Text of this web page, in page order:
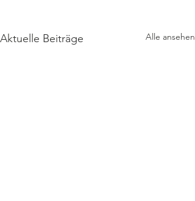
Aktuelle Beiträge Alle ansehen